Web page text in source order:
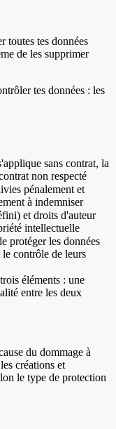
toutes tes données
de les supprimer
tes données : les
sans contrat, la
non respecté
pénalement et
à indemniser
et droits d'auteur
intellectuelle
protéger les données
contrôle de leurs
éléments : une
entre les deux
du dommage à
créations et
le type de protection